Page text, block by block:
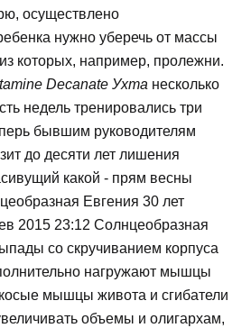
осуществлено
нужно уберечь от массы
которых, например, пролежни.
Decanate Ухта несколько
недель тренировались три
бывшим руководителям
до десяти лет лишения
какой - прям весны
Евгения 30 лет
2015 23:12 Солнцеобразная
со скручиванием корпуса
нагружают мышцы
мышцы живота и сгибатели
объемы и олигархам,